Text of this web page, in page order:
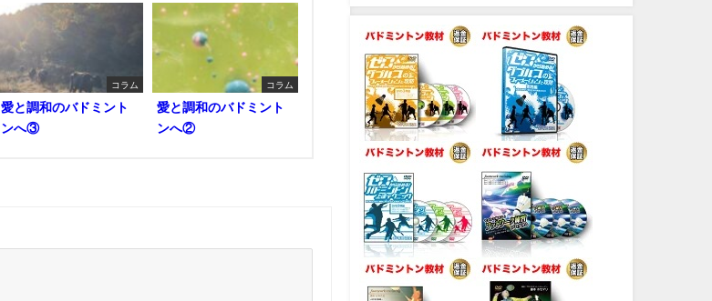
コラム
愛と調和のバドミント
ンへ③
コラム
愛と調和のバドミント
ンへ②